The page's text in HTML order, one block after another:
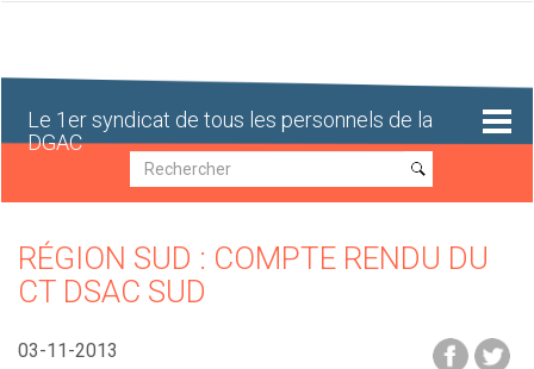
Le 1er syndicat de tous les personnels de la
DGAC
Recherche
Recherche
RÉGION SUD : COMPTE RENDU DU
CT DSAC SUD
03-11-2013